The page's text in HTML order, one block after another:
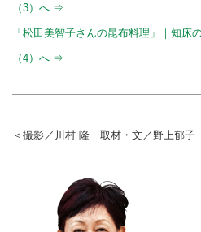
（3）へ ⇒
「松田美智子さんの昆布料理」｜知床
（4）へ ⇒
＜撮影／川村 隆 取材・文／野上郁子